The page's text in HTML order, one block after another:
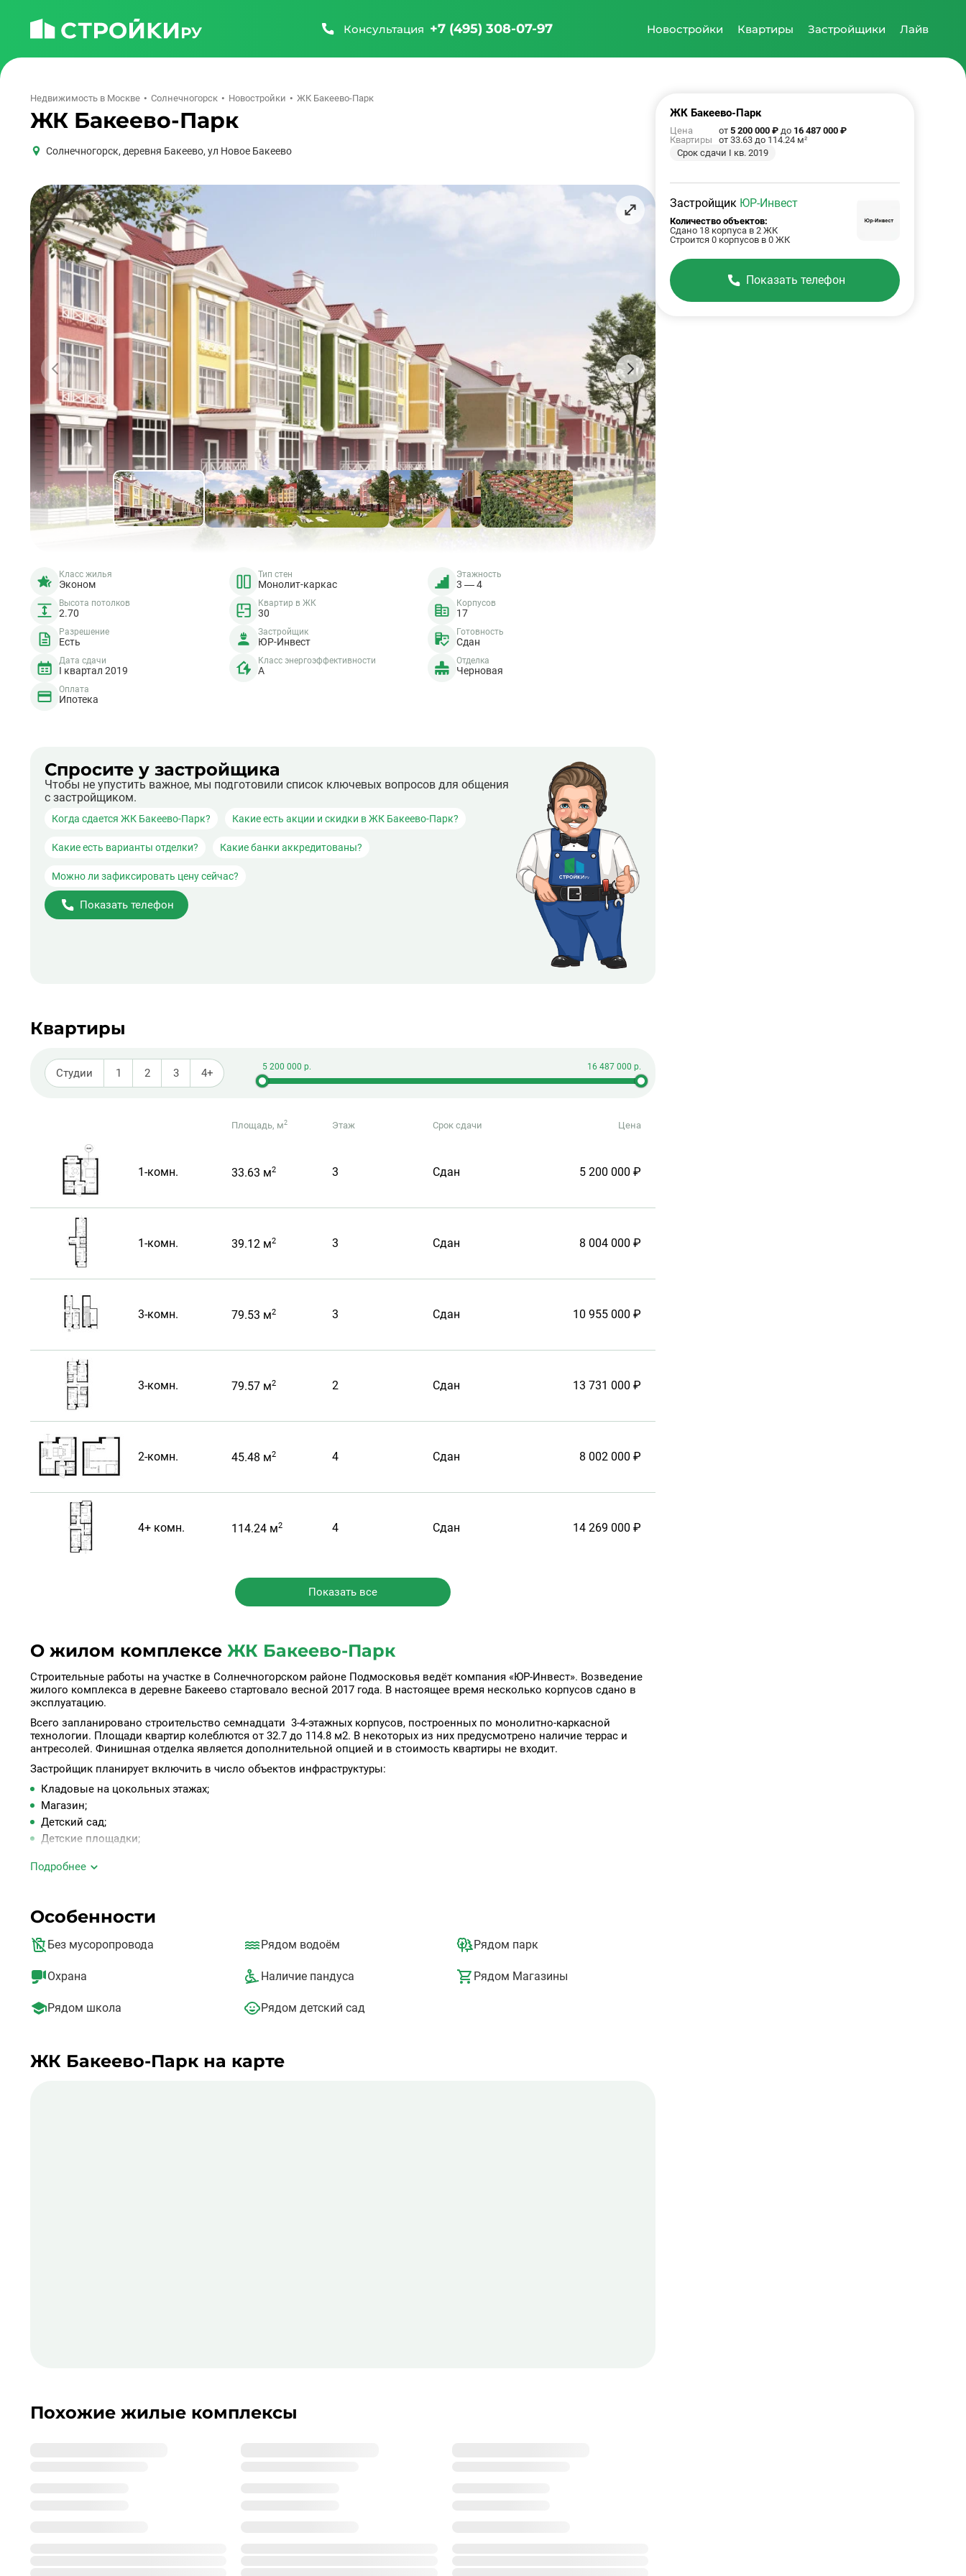
Консультация +7 (495) 308-07-97 Новостройки Квартиры Застройщики Лайв
Недвижимость в Москве Солнечногорск Новостройки ЖК Бакеево-Парк
ЖК Бакеево-Парк
Солнечногорск, деревня Бакеево, ул Новое Бакеево
Класс жилья
Эконом
Тип стен
Монолит-каркас
Этажность
3 — 4
Высота потолков
2.70
Квартир в ЖК
30
Корпусов
17
Разрешение
Есть
Застройщик
ЮР-Инвест
Готовность
Сдан
Дата сдачи
I квартал 2019
Класс энергоэффективности
A
Отделка
Черновая
Оплата
Ипотека
Спросите у застройщика
Чтобы не упустить важное, мы подготовили список ключевых вопросов для общения
с застройщиком.
Когда сдается ЖК Бакеево-Парк? Какие есть акции и скидки в ЖК Бакеево-Парк?
Какие есть варианты отделки? Какие банки аккредитованы?
Можно ли зафиксировать цену сейчас?
Показать телефон
Квартиры
Студии 1 2 3 4+
Площадь, м2 Этаж Срок сдачи Цена
1-комн. 33.63 м2 3 Сдан 5 200 000 ₽
1-комн. 39.12 м2 3 Сдан 8 004 000 ₽
3-комн. 79.53 м2 3 Сдан 10 955 000 ₽
3-комн. 79.57 м2 2 Сдан 13 731 000 ₽
2-комн. 45.48 м2 4 Сдан 8 002 000 ₽
4+ комн. 114.24 м2 4 Сдан 14 269 000 ₽
Показать все
О жилом комплексе ЖК Бакеево-Парк
Строительные работы на участке в Солнечногорском районе Подмосковья ведёт компания «ЮР-Инвест». Возведение
жилого комплекса в деревне Бакеево стартовало весной 2017 года. В настоящее время несколько корпусов сдано в
эксплуатацию.
Всего запланировано строительство семнадцати 3-4-этажных корпусов, построенных по монолитно-каркасной
технологии. Площади квартир колеблются от 32.7 до 114.8 м2. В некоторых из них предусмотрено наличие террас и
антресолей. Финишная отделка является дополнительной опцией и в стоимость квартиры не входит.
Застройщик планирует включить в число объектов инфраструктуры:
Кладовые на цокольных этажах;
Магазин;
Детский сад;
Детские площадки;
Спортивные зоны;
Наземные стоянки.
Периметр комплекса огражден забором, охрана круглосуточно патрулирует территорию, работает пропускной режим и
система видеонаблюдения.
Комплекс находится в непосредственной близости от Зеленограда. Жители могут свободно пользоваться
инфраструктурой города, в том числе и транспортной системой.
Подробнее
Особенности
Без мусоропровода Рядом водоём Рядом парк
Охрана Наличие пандуса Рядом Магазины
Рядом школа Рядом детский сад
ЖК Бакеево-Парк на карте
Похожие жилые комплексы
ЖК Бакеево-Парк
Цена от 5 200 000 ₽ до 16 487 000 ₽
Квартиры
от 33.63 до 114.24 м²
Срок сдачи I кв. 2019
Застройщик ЮР-Инвест
Количество объектов:
Сдано 18 корпуса в 2 ЖК
Строится 0 корпусов в 0 ЖК
Показать телефон